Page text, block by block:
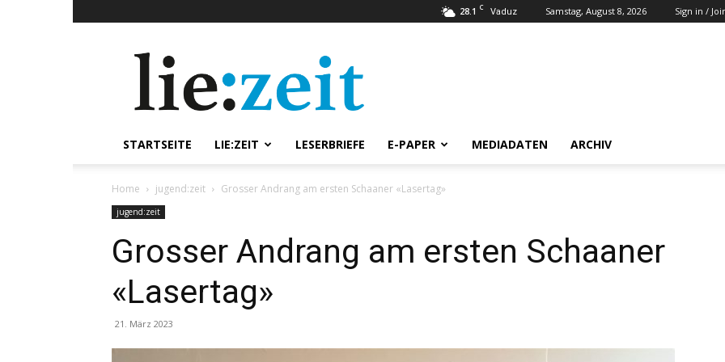
28.1 C Vaduz Samstag, August 8, 2026 Sign in /
STARTSEITE LIE:ZEIT LESERBRIEFE E-PAPER MEDIADATEN ARCHIV
Home jugend:zeit Grosser Andrang am ersten Schaaner «Lasertag»
jugend:zeit
Grosser Andrang am ersten Schaaner
«Lasertag»
21. März 2023